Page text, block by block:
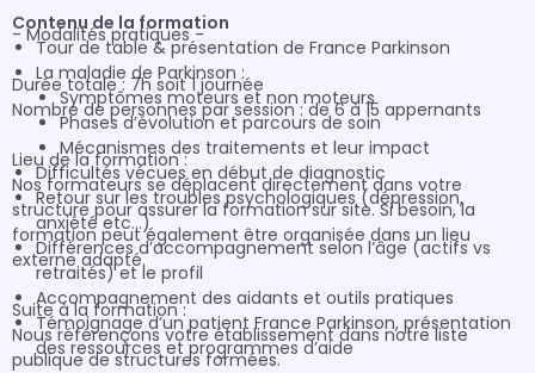
- Modalités pratiques -
Durée totale : 7h soit 1 journée
Nombre de personnes par session : de 6 à 15 appernants
Lieu de la formation :
Nos formateurs se déplacent directement dans votre
structure pour assurer la formation sur site. Si besoin, la
formation peut également être organisée dans un lieu
externe adapté.
Suite à la formation :
Nous référençons votre établissement dans notre liste
publique de structures formées.
Contenu de la formation
Tour de table & présentation de France Parkinson
La maladie de Parkinson :
Symptômes moteurs et non moteurs
Phases d’évolution et parcours de soin
Mécanismes des traitements et leur impact
Difficultés vécues en début de diagnostic
Retour sur les troubles psychologiques (dépression,
anxiété etc…)
Différences d’accompagnement selon l’âge (actifs vs
retraités) et le profil
Accompagnement des aidants et outils pratiques
Témoignage d’un patient France Parkinson, présentation
des ressources et programmes d’aide